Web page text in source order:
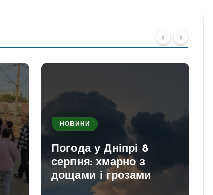
НОВИНИ
Погода у Дніпрі 8
серпня: хмарно з
дощами і грозами